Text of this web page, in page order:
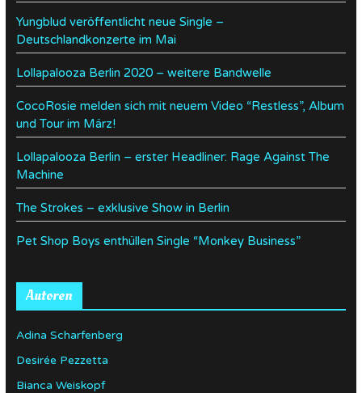
Yungblud veröffentlicht neue Single –
Deutschlandkonzerte im Mai
Lollapalooza Berlin 2020 – weitere Bandwelle
CocoRosie melden sich mit neuem Video “Restless”, Album
und Tour im März!
Lollapalooza Berlin – erster Headliner: Rage Against The
Machine
The Strokes – exklusive Show in Berlin
Pet Shop Boys enthüllen Single “Monkey Business”
Autoren
Adina Scharfenberg
Desirée Pezzetta
Bianca Weiskopf